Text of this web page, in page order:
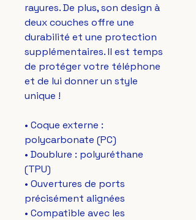
rayures. De plus, son design à
deux couches offre une
durabilité et une protection
supplémentaires. Il est temps
de protéger votre téléphone
et de lui donner un style
unique !
• Coque externe :
polycarbonate (PC)
• Doublure : polyuréthane
(TPU)
• Ouvertures de ports
précisément alignées
• Compatible avec les